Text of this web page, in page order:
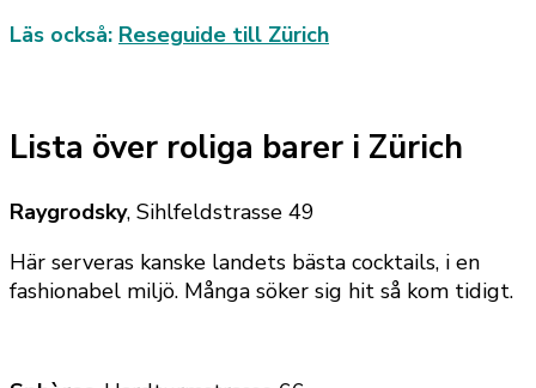
Läs också: Reseguide till Zürich
Lista över roliga barer i Zürich
Raygrodsky, Sihlfeldstrasse 49
Här serveras kanske landets bästa cocktails, i en
fashionabel miljö. Många söker sig hit så kom tidigt.